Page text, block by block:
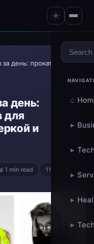
⌂
▸
▸
▸
▸
▸
Как собрать образ за день: прокат аксессуаров для...
день:
для
и
1 min read 11 words